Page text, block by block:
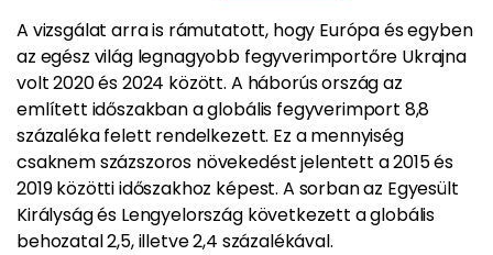
A vizsgálat arra is rámutatott, hogy Európa és egyben
az egész világ legnagyobb fegyverimportőre Ukrajna
volt 2020 és 2024 között. A háborús ország az
említett időszakban a globális fegyverimport 8,8
százaléka felett rendelkezett. Ez a mennyiség
csaknem százszoros növekedést jelentett a 2015 és
2019 közötti időszakhoz képest. A sorban az Egyesült
Királyság és Lengyelország következett a globális
behozatal 2,5, illetve 2,4 százalékával.